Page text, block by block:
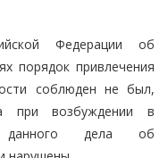
Федерации об
порядок привлечения
соблюден не был,
при возбуждении в
данного дела об